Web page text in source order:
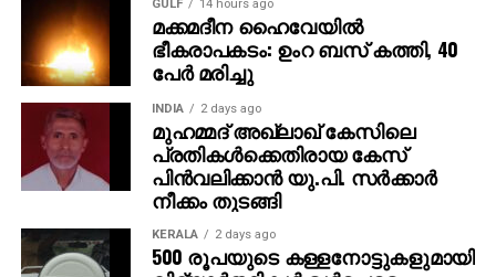
അറിഞ്ഞപ്പോള്‍ ആദ്യം ഓര്‍ത്തത് സുഹൃത്ത്
മുകേഷിനെയായിരുന്നു. അദ്ദേഹത്തിന്റെ രണ്ട്
പെണ്‍മക്കള്‍ക്ക് 50 ലക്ഷം രൂപ വീതം ആകെ ഒരു കോടി
നല്‍കുമെന്ന് അമിത് പറഞ്ഞു. ‘ പഞ്ചാബിലേക്ക്
വരാന്‍പോലും 8,000 രൂപ കടം വാങ്ങിയിരുന്നു. അത്
ഇപ്പോള്‍ തിരിച്ചടക്കും. കോടിപതിയായെങ്കിലും ഞാന്‍
പഴയപോലെ കച്ചവടം തുടരും. ഭാര്യയുടെ ആഗ്രഹം
പോലെ സ്ഥലം വാങ്ങി വീട് പണിയും ‘ എന്നതായിരുന്നു
അമിതിന്റെ പ്രതികരണം. സാധാരണ മനുഷ്യന്റെ
മനോഹരമായ പങ്കുവെക്കലാണ് ഇപ്പോള്‍ സോഷ്യല്‍
GULF 14 hours ago
മക്കമദീന ഹൈവേയില്‍
ഭീകരാപകടം: ഉംറ ബസ് കത്തി, 40
പേര്‍ മരിച്ചു
INDIA 2 days ago
മുഹമ്മദ് അഖ്‌ലാഖ് കേസിലെ
പ്രതികള്‍ക്കെതിരായ കേസ്
പിന്‍വലിക്കാന്‍ യു.പി. സര്‍ക്കാര്‍
നീക്കം തുടങ്ങി
KERALA 2 days ago
500 രൂപയുടെ കള്ളനോട്ടുകളുമായി